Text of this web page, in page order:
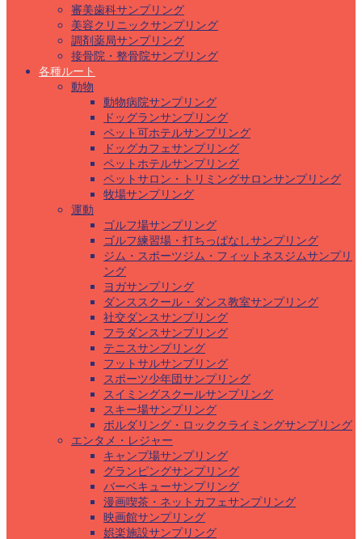
審美歯科サンプリング
美容クリニックサンプリング
調剤薬局サンプリング
接骨院・整骨院サンプリング
各種ルート
動物
動物病院サンプリング
ドッグランサンプリング
ペット可ホテルサンプリング
ドッグカフェサンプリング
ペットホテルサンプリング
ペットサロン・トリミングサロンサンプリング
牧場サンプリング
運動
ゴルフ場サンプリング
ゴルフ練習場・打ちっぱなしサンプリング
ジム・スポーツジム・フィットネスジムサンプリ
ング
ヨガサンプリング
ダンススクール・ダンス教室サンプリング
社交ダンスサンプリング
フラダンスサンプリング
テニスサンプリング
フットサルサンプリング
スポーツ少年団サンプリング
スイミングスクールサンプリング
スキー場サンプリング
ボルダリング・ロッククライミングサンプリング
エンタメ・レジャー
キャンプ場サンプリング
グランピングサンプリング
バーベキューサンプリング
漫画喫茶・ネットカフェサンプリング
映画館サンプリング
娯楽施設サンプリング